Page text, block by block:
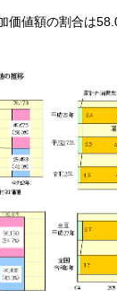
価値額の割合は